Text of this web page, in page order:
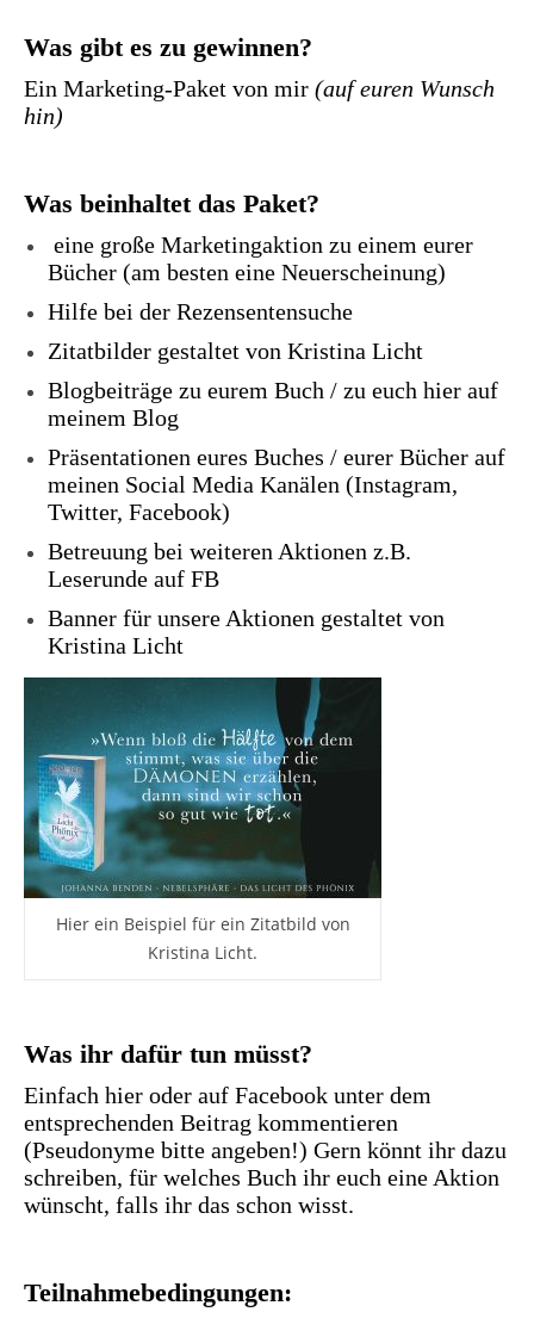
Was gibt es zu gewinnen?
Ein Marketing-Paket von mir (auf euren Wunsch
hin)
Was beinhaltet das Paket?
eine große Marketingaktion zu einem eurer
Bücher (am besten eine Neuerscheinung)
Hilfe bei der Rezensentensuche
Zitatbilder gestaltet von Kristina Licht
Blogbeiträge zu eurem Buch / zu euch hier auf
meinem Blog
Präsentationen eures Buches / eurer Bücher auf
meinen Social Media Kanälen (Instagram,
Twitter, Facebook)
Betreuung bei weiteren Aktionen z.B.
Leserunde auf FB
Banner für unsere Aktionen gestaltet von
Kristina Licht
Hier ein Beispiel für ein Zitatbild von
Kristina Licht.
Was ihr dafür tun müsst?
Einfach hier oder auf Facebook unter dem
entsprechenden Beitrag kommentieren
(Pseudonyme bitte angeben!) Gern könnt ihr dazu
schreiben, für welches Buch ihr euch eine Aktion
wünscht, falls ihr das schon wisst.
Teilnahmebedingungen: